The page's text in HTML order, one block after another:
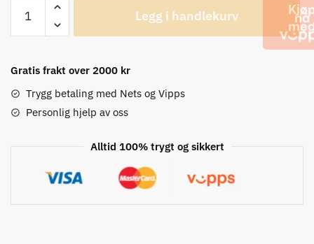
Anima
3
antall
Legg i handlekurv
Gratis frakt over 2000 kr
Trygg betaling med Nets og Vipps
Personlig hjelp av oss
Alltid 100% trygt og sikkert